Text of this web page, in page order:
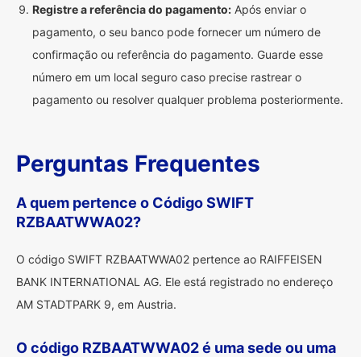
Registre a referência do pagamento: Após enviar o
pagamento, o seu banco pode fornecer um número de
confirmação ou referência do pagamento. Guarde esse
número em um local seguro caso precise rastrear o
pagamento ou resolver qualquer problema posteriormente.
Perguntas Frequentes
A quem pertence o Código SWIFT
RZBAATWWA02?
O código SWIFT RZBAATWWA02 pertence ao RAIFFEISEN
BANK INTERNATIONAL AG. Ele está registrado no endereço
AM STADTPARK 9, em Austria.
O código RZBAATWWA02 é uma sede ou uma